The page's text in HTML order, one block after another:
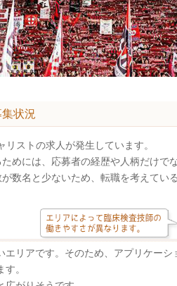
状況
ストの求人が発生しています。
めには、応募者の経歴や人柄だけでな
数名と少ないため、転職を考えてい
リアです。そのため、アプリケーシ
。